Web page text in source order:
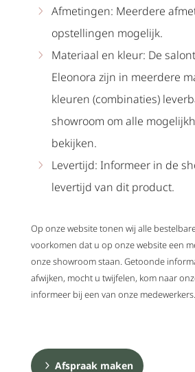
Afmetingen: Meerdere
opstellingen mogelijk.
Materiaal en kleur: De
Eleonora zijn in meerdere
kleuren (combinaties)
showroom om alle
bekijken.
Levertijd: Informeer in de
levertijd van dit product.
Op onze website tonen wij alle
voorkomen dat u op onze website een
onze showroom staan. Getoonde
afwijken, mocht u twijfelen, kom naar
informeer bij een van onze medewerkers.
Afspraak maken